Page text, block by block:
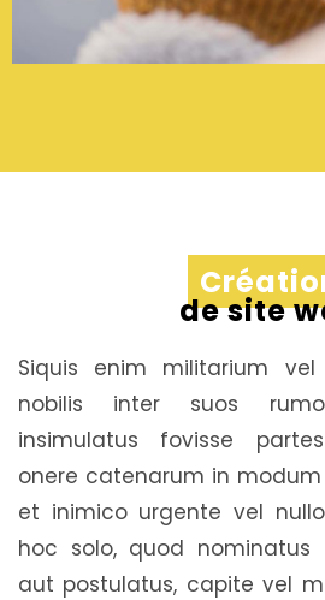
de site
Siquis enim militarium
nobilis inter suos
insimulatus fovisse
onere catenarum in
et inimico urgente vel
hoc solo, quod
aut postulatus, capite vel